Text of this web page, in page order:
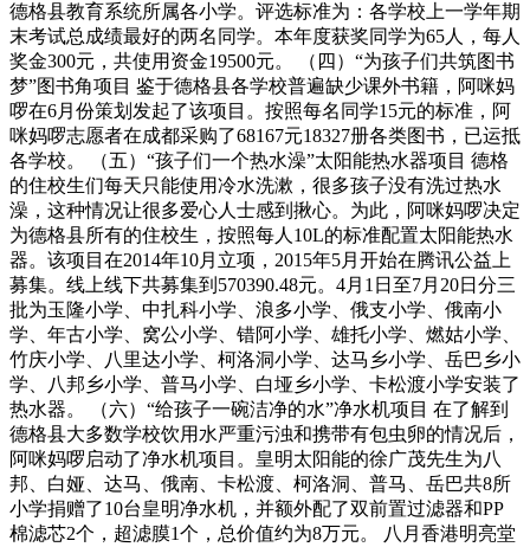
德格县教育系统所属各小学。评选标准为：各学校上一学年期
末考试总成绩最好的两名同学。本年度获奖同学为65人，每人
奖金300元，共使用资金19500元。 （四）“为孩子们共筑图书
梦”图书角项目 鉴于德格县各学校普遍缺少课外书籍，阿咪妈
啰在6月份策划发起了该项目。按照每名同学15元的标准，阿
咪妈啰志愿者在成都采购了68167元18327册各类图书，已运抵
各学校。 （五）“孩子们一个热水澡”太阳能热水器项目 德格
的住校生们每天只能使用冷水洗漱，很多孩子没有洗过热水
澡，这种情况让很多爱心人士感到揪心。为此，阿咪妈啰决定
为德格县所有的住校生，按照每人10L的标准配置太阳能热水
器。该项目在2014年10月立项，2015年5月开始在腾讯公益上
募集。线上线下共募集到570390.48元。4月1日至7月20日分三
批为玉隆小学、中扎科小学、浪多小学、俄支小学、俄南小
学、年古小学、窝公小学、错阿小学、雄托小学、燃姑小学、
竹庆小学、八里达小学、柯洛洞小学、达马乡小学、岳巴乡小
学、八邦乡小学、普马小学、白垭乡小学、卡松渡小学安装了
热水器。 （六）“给孩子一碗洁净的水”净水机项目 在了解到
德格县大多数学校饮用水严重污浊和携带有包虫卵的情况后，
阿咪妈啰启动了净水机项目。皇明太阳能的徐广茂先生为八
邦、白娅、达马、俄南、卡松渡、柯洛洞、普马、岳巴共8所
小学捐赠了10台皇明净水机，并额外配了双前置过滤器和PP
棉滤芯2个，超滤膜1个，总价值约为8万元。 八月香港明亮堂